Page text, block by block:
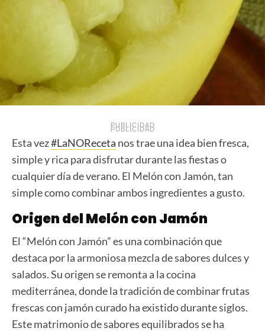
PUBLICIDAD
PUBLICIDAD
Esta vez#LaNOReceta nos trae una idea bien fresca,
simple y rica para disfrutar durante las fiestas o
cualquier día de verano. El Melón con Jamón, tan
simple como combinar ambos ingredientes a gusto.
Origen del Melón con Jamón
El “Melón con Jamón” es una combinación que
destaca por la armoniosa mezcla de sabores dulces y
salados. Su origen se remonta a la cocina
mediterránea, donde la tradición de combinar frutas
frescas con jamón curado ha existido durante siglos.
Este matrimonio de sabores equilibrados se ha